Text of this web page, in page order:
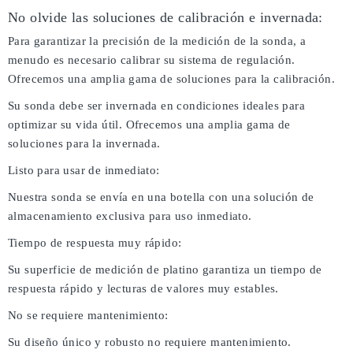
No olvide las soluciones de calibración e invernada:
Para garantizar la precisión de la medición de la sonda, a
menudo es necesario calibrar su sistema de regulación.
Ofrecemos una amplia gama de soluciones para la calibración.
Su sonda debe ser invernada en condiciones ideales para
optimizar su vida útil. Ofrecemos una amplia gama de
soluciones para la invernada.
Listo para usar de inmediato:
Nuestra sonda se envía en una botella con una solución de
almacenamiento exclusiva para uso inmediato.
Tiempo de respuesta muy rápido:
Su superficie de medición de platino garantiza un tiempo de
respuesta rápido y lecturas de valores muy estables.
No se requiere mantenimiento:
Su diseño único y robusto no requiere mantenimiento.